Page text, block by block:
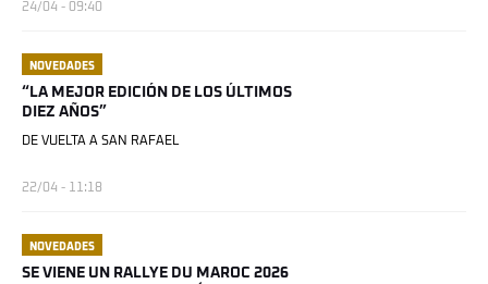
24/04 - 09:40
NOVEDADES
“LA MEJOR EDICIÓN DE LOS ÚLTIMOS
DIEZ AÑOS”
DE VUELTA A SAN RAFAEL
22/04 - 11:18
NOVEDADES
SE VIENE UN RALLYE DU MAROC 2026